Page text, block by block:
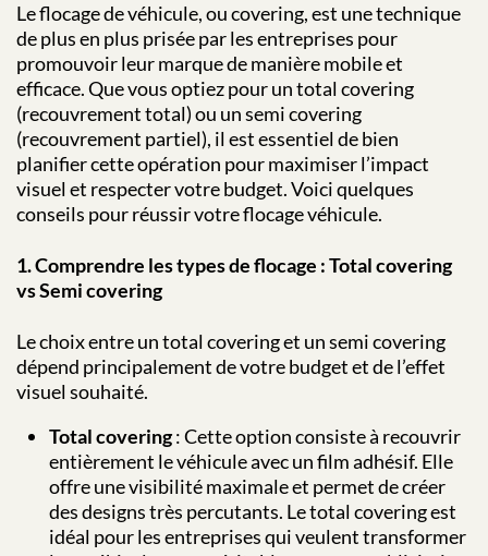
Le flocage de véhicule, ou covering, est une technique
de plus en plus prisée par les entreprises pour
promouvoir leur marque de manière mobile et
efficace. Que vous optiez pour un total covering
(recouvrement total) ou un semi covering
(recouvrement partiel), il est essentiel de bien
planifier cette opération pour maximiser l’impact
visuel et respecter votre budget. Voici quelques
conseils pour réussir votre flocage véhicule.
1. Comprendre les types de flocage : Total covering
vs Semi covering
Le choix entre un total covering et un semi covering
dépend principalement de votre budget et de l’effet
visuel souhaité.
Total covering: Cette option consiste à recouvrir
entièrement le véhicule avec un film adhésif. Elle
offre une visibilité maximale et permet de créer
des designs très percutants. Le total covering est
idéal pour les entreprises qui veulent transformer